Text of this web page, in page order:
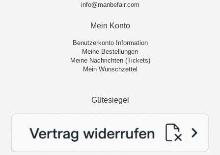
info@manbefair.com
Mein Konto
Benutzerkonto Information
Meine Bestellungen
Meine Nachrichten (Tickets)
Mein Wunschzettel
Gütesiegel